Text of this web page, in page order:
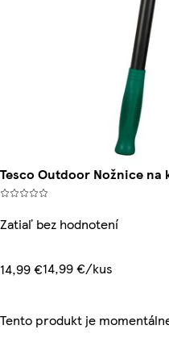
Tesco Outdoor Nožnice na
Zatiaľ bez hodnotení
14,99 €14,99 €/kus
Tento produkt je